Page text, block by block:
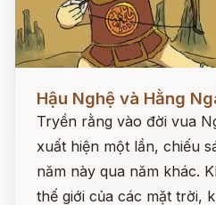
Hậu Nghệ và Hằng
Tryền rằng vào đời vua
xuất hiện một lần, chiếu
năm này qua năm khác.
thế giới của các mặt trời,